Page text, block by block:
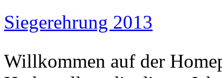
Siegerehrung 2013
Willkommen auf der